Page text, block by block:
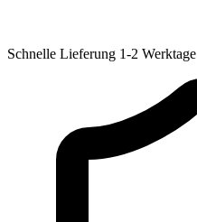
Schnelle Lieferung 1-2 Werktage